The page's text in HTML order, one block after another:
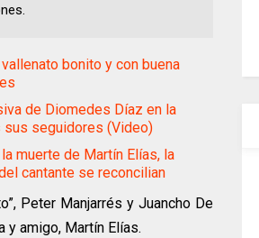
bonito y con buena
de Diomedes Díaz en la
sus seguidores (Video)
muerte de Martín Elías, la
cantante se reconcilian
Peter Manjarrés y Juancho De
y amigo, Martín Elías.